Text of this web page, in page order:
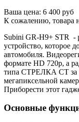
Ваша цена: 6 400 руб
К сожалению, товара
Subini GR-H9+ STR -
устройство, которое
автомобиля.
формате HD 720p, а
типа СТРЕЛКА СТ за
мегапиксельной
Приборести этот
Основные